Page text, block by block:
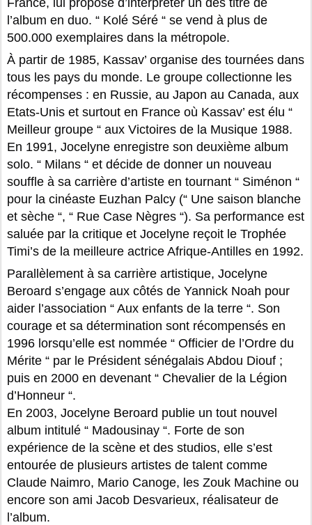
l’album en duo. “ Kolé Séré “ se vend à plus de
500.000 exemplaires dans la métropole.
À partir de 1985, Kassav’ organise des tournées dans
tous les pays du monde. Le groupe collectionne les
récompenses : en Russie, au Japon au Canada, aux
Etats-Unis et surtout en France où Kassav’ est élu “
Meilleur groupe “ aux Victoires de la Musique 1988.
En 1991, Jocelyne enregistre son deuxième album
solo. “ Milans “ et décide de donner un nouveau
souffle à sa carrière d’artiste en tournant “ Siménon “
pour la cinéaste Euzhan Palcy (“ Une saison blanche
et sèche “, “ Rue Case Nègres “). Sa performance est
saluée par la critique et Jocelyne reçoit le Trophée
Timi’s de la meilleure actrice Afrique-Antilles en 1992.
Parallèlement à sa carrière artistique, Jocelyne
Beroard s’engage aux côtés de Yannick Noah pour
aider l’association “ Aux enfants de la terre “. Son
courage et sa détermination sont récompensés en
1996 lorsqu’elle est nommée “ Officier de l’Ordre du
Mérite “ par le Président sénégalais Abdou Diouf ;
puis en 2000 en devenant “ Chevalier de la Légion
d’Honneur “.
En 2003, Jocelyne Beroard publie un tout nouvel
album intitulé “ Madousinay “. Forte de son
expérience de la scène et des studios, elle s’est
entourée de plusieurs artistes de talent comme
Claude Naimro, Mario Canoge, les Zouk Machine ou
encore son ami Jacob Desvarieux, réalisateur de
l’album.